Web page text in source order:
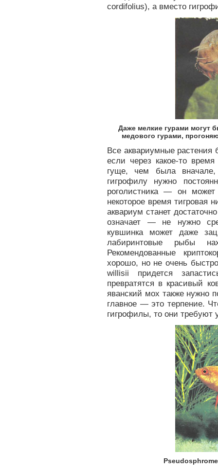
cordifolius), а вместо
Даже мелкие гурами могут
медового гурами,
Все аквариумные растения
если через какое-то
гуще, чем была
гигрофилу нужно
роголистника — он может
некоторое время тигровая
аквариум станет
означает — не нужно
кувшинка может даже
лабиринтовые рыбы
Рекомендованные
хорошо, но не очень
willisii придется
превратятся в красивый
яванский мох также нужно
главное — это терпение.
гигрофилы, то они требуют